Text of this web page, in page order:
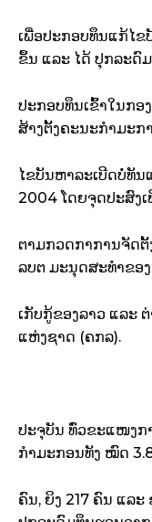
ເພື່ອ​ປະກອບ​ທຶນ​ແກ້​ໄ
ຂຶ້ນ ແລະ ໄດ້ ປຸກລະດົ
ປະກອບ​ທຶນ​ເຂົ້າ​ໃນ​ກອ
ສ້າງຕັ້ງ​ຄະນະ​ກຳມະ​ກ
ໄຂບັນຫາ​ລະເບີດ​ບໍ່​ທັ
2004 ໂດຍຈຸດປະສົງ​
ຕາມ​ກວດກາ​ການຈັດຕັ້
ລບຕ ມະນຸດສະ​ທຳ​ຂອ
ເກັບ​ກູ້​ຂອງ​ລາວ ແລະ
ແຫ່ງ​ຊາດ (ຄກລ).
ປະຈຸ​ບັນ ​ທົ່ວ​ຂະແໜງກ
ກຳມະກອນ​ທັງ ໝົດ
ຄົນ, ຍິງ 217 ຄົນ ແລ